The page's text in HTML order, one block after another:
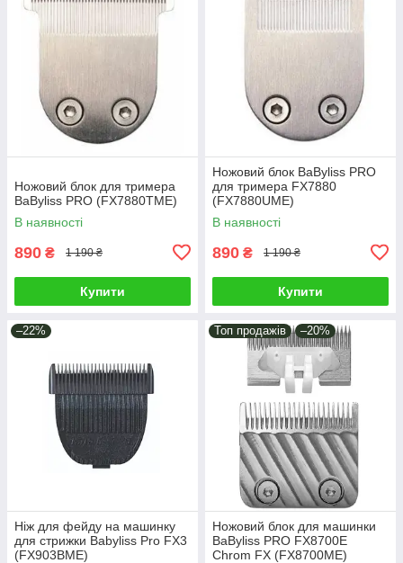
Ножовий блок для тримера
BaByliss PRO (FX7880TME)
В наявності
890 ₴ 1 190 ₴
Купити
Ножовий блок BaByliss PRO
для тримера FX7880
(FX7880UME)
В наявності
890 ₴ 1 190 ₴
Купити
–22%
Ніж для фейду на машинку
для стрижки Babyliss Pro FX3
(FX903BME)
Топ продажів –20%
Ножовий блок для машинки
BaByliss PRO FX8700E
Chrom FX (FX8700ME)